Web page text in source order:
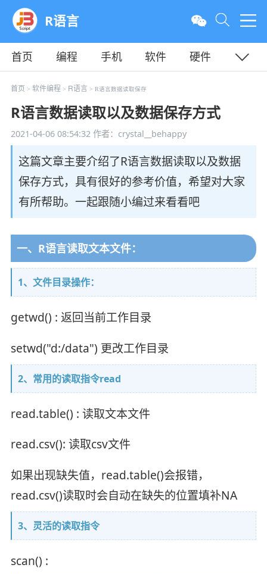
R语言
首页 编程 手机 软件
硬件
教程
平面 服务器
首页 > 软件编程 > R语言 > R语言数据读取保存
R语言数据读取以及数据保存方式
2021-04-06 08:54:32作者：crystal__behappy
这篇文章主要介绍了R语言数据读取以及数据
保存方式，具有很好的参考价值，希望对大家
有所帮助。一起跟随小编过来看看吧
一、R语言读取文本文件：
1、文件目录操作：
getwd() : 返回当前工作目录
setwd("d:/data") 更改工作目录
2、常用的读取指令read
read.table() : 读取文本文件
read.csv(): 读取csv文件
如果出现缺失值，read.table()会报错，
read.csv()读取时会自动在缺失的位置填补NA
3、灵活的读取指令
scan() :